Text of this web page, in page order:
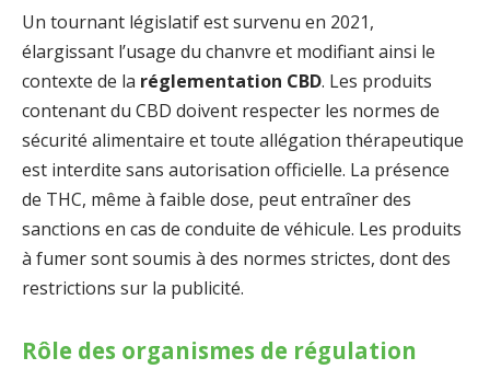
Un tournant législatif est survenu en 2021,
élargissant l’usage du chanvre et modifiant ainsi le
contexte de la réglementation CBD. Les produits
contenant du CBD doivent respecter les normes de
sécurité alimentaire et toute allégation thérapeutique
est interdite sans autorisation officielle. La présence
de THC, même à faible dose, peut entraîner des
sanctions en cas de conduite de véhicule. Les produits
à fumer sont soumis à des normes strictes, dont des
restrictions sur la publicité.
Rôle des organismes de régulation